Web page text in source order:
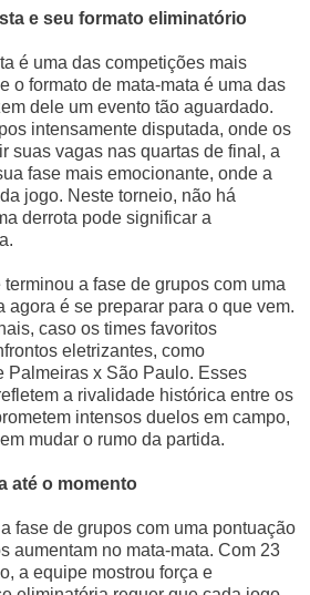
e seu formato eliminatório
é uma das competições mais
o formato de mata-mata é uma das
dele um evento tão aguardado.
intensamente disputada, onde os
suas vagas nas quartas de final, a
fase mais emocionante, onde a
jogo. Neste torneio, não há
derrota pode significar a
a fase de grupos com uma
agora é se preparar para o que vem.
caso os times favoritos
eletrizantes, como
Palmeiras x São Paulo. Esses
a rivalidade histórica entre os
intensos duelos em campo,
mudar o rumo da partida.
até o momento
fase de grupos com uma pontuação
aumentam no mata-mata. Com 23
a equipe mostrou força e